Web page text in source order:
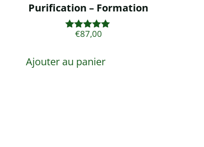
Purification – Formation
Note
€87,00
Ajouter au panier